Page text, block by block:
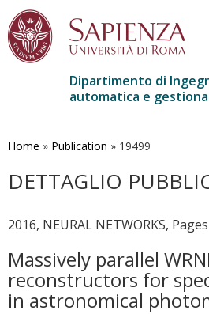
contenuto
Dipartimento di
automatica e
Home » Publication » 19499
DETTAGLIO
2016, NEURAL NETWORKS,
Massively parallel
reconstructors for
in astronomical